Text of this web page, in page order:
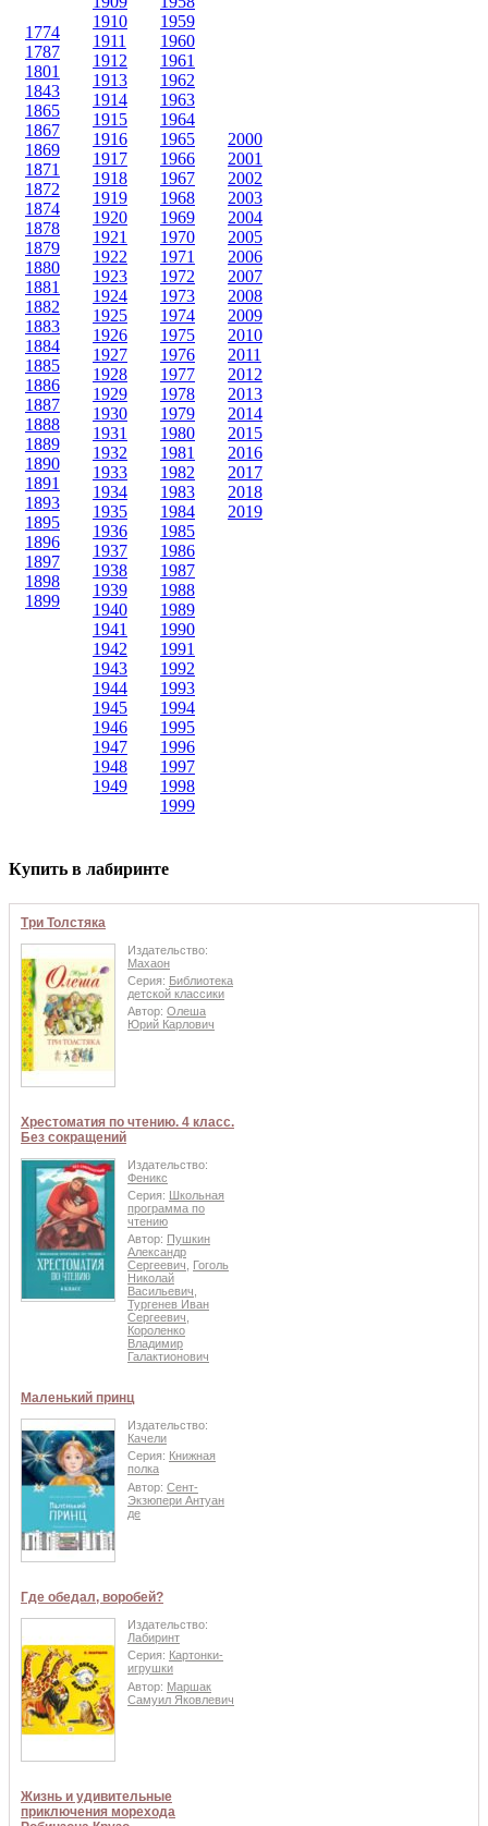
1774
1787
1801
1843
1865
1867
1869
1871
1872
1874
1878
1879
1880
1881
1882
1883
1884
1885
1886
1887
1888
1889
1890
1891
1893
1895
1896
1897
1898
1899
1910
1911
1912
1913
1914
1915
1916
1917
1918
1919
1920
1921
1922
1923
1924
1925
1926
1927
1928
1929
1930
1931
1932
1933
1934
1935
1936
1937
1938
1939
1940
1941
1942
1943
1944
1945
1946
1947
1948
1949
1959
1960
1961
1962
1963
1964
1965
1966
1967
1968
1969
1970
1971
1972
1973
1974
1975
1976
1977
1978
1979
1980
1981
1982
1983
1984
1985
1986
1987
1988
1989
1990
1991
1992
1993
1994
1995
1996
1997
1998
1999
2000
2001
2002
2003
2004
2005
2006
2007
2008
2009
2010
2011
2012
2013
2014
2015
2016
2017
2018
2019
Купить в лабиринте
Три Толстяка
Издательство:
Махаон
Серия: Библиотека
детской классики
Автор: Олеша
Юрий Карлович
Хрестоматия по чтению. 4 класс.
Без сокращений
Издательство:
Феникс
Серия: Школьная
программа по
чтению
Автор: Пушкин
Александр
Сергеевич
Гоголь
Николай
Васильевич
Тургенев Иван
Сергеевич
Короленко
Владимир
Галактионович
Маленький принц
Издательство:
Качели
Серия: Книжная
полка
Автор: Сент-
Экзюпери Антуан
де
Где обедал, воробей?
Издательство:
Лабиринт
Серия: Картонки-
игрушки
Автор: Маршак
Самуил Яковлевич
Жизнь и удивительные
приключения морехода